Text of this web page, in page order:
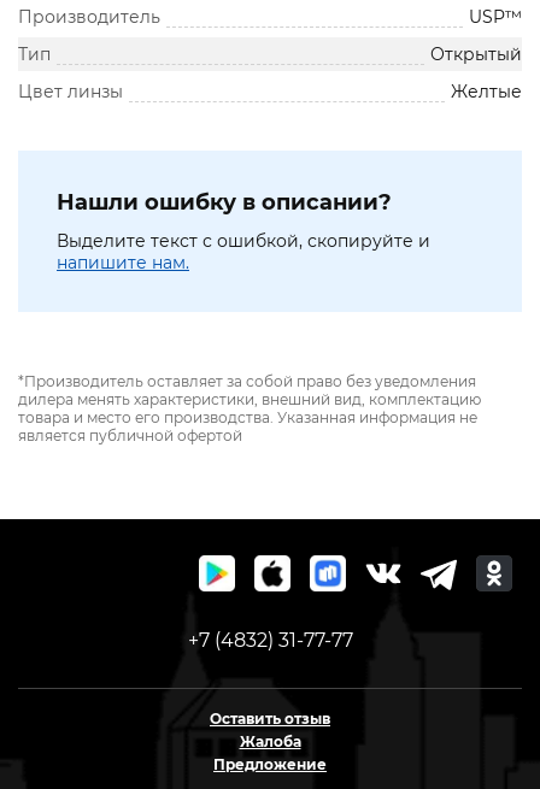
Производитель
USP™
Тип
Открытый
Цвет линзы
Желтые
Нашли ошибку в описании?
Выделите текст с ошибкой, скопируйте и
напишите нам.
*Производитель оставляет за собой право без уведомления
дилера менять характеристики, внешний вид, комплектацию
товара и место его производства. Указанная информация не
является публичной офертой
+7 (4832) 31-77-77
Оставить отзыв
Жалоба
Предложение